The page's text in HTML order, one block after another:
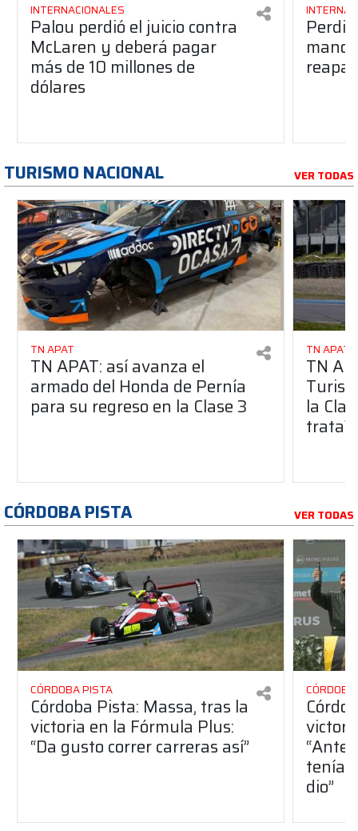
INTERNACIONALES
Palou perdió el juicio contra
McLaren y deberá pagar
más de 10 millones de
dólares
TURISMO NACIONAL VER TODAS
TN APAT
TN APAT: así avanza el
armado del Honda de Pernía
para su regreso en la Clase 3
TN APAT
TN
la
trata?
CÓRDOBA PISTA VER TODAS
CÓRDOBA PISTA
Córdoba Pista: Massa, tras la
victoria en la Fórmula Plus:
“Da gusto correr carreras así”
dio”